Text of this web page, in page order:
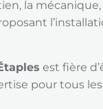
la
est fière
pour tous